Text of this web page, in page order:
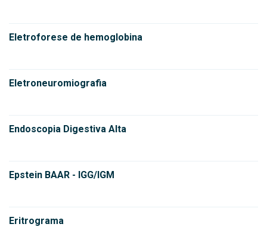
Eletroforese de hemoglobina
Eletroneuromiografia
Endoscopia Digestiva Alta
Epstein BAAR - IGG/IGM
Eritrograma